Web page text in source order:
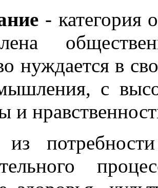
- категория
нуждается в
с
и
из